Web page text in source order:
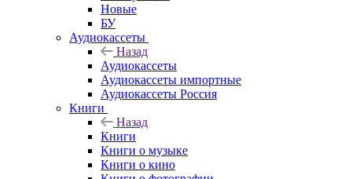
Новые
БУ
Аудиокассеты
Назад
Аудиокассеты
Аудиокассеты импортные
Аудиокассеты Россия
Книги
Назад
Книги
Книги о музыке
Книги о кино